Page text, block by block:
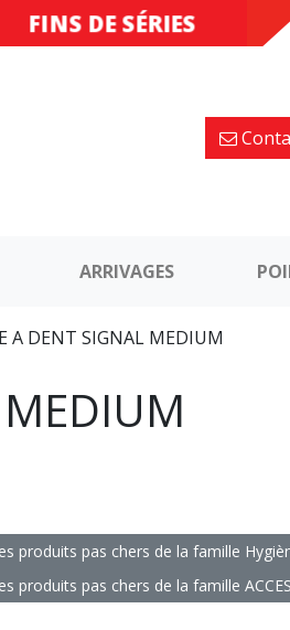
DESTOCKAGE
FINS DE SÉRIES
ARRIVAGES
A DENT SIGNAL MEDIUM
MEDIUM
produits pas chers de la famille
produits pas chers de la famille